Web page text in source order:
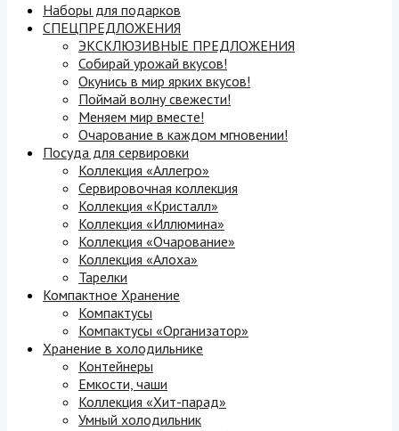
Наборы для подарков
СПЕЦПРЕДЛОЖЕНИЯ
ЭКСКЛЮЗИВНЫЕ ПРЕДЛОЖЕНИЯ
Собирай урожай вкусов!
Окунись в мир ярких вкусов!
Поймай волну свежести!
Меняем мир вместе!
Очарование в каждом мгновении!
Посуда для сервировки
Коллекция «Аллегро»
Сервировочная коллекция
Коллекция «Кристалл»
Коллекция «Иллюмина»
Коллекция «Очарование»
Коллекция «Алоха»
Тарелки
Компактное Хранение
Компактусы
Компактусы «Организатор»
Хранение в холодильнике
Контейнеры
Емкости, чаши
Коллекция «Хит-парад»
Умный холодильник